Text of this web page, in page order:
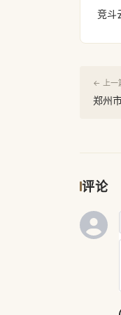
竞斗
← 上一
郑州
评论